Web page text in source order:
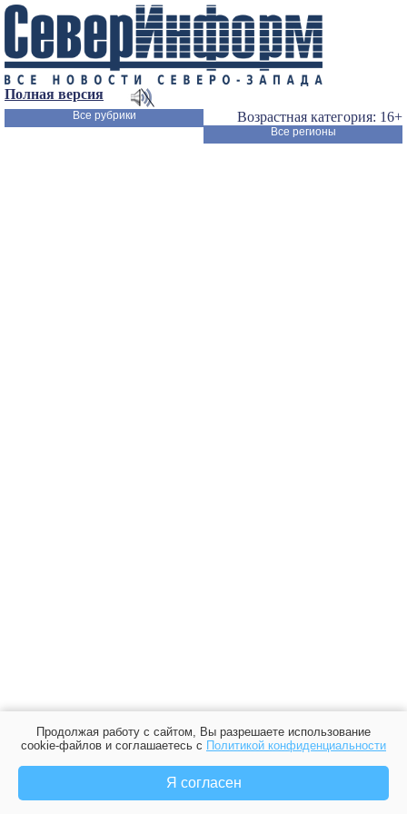
Полная версия
Возрастная категория: 16+
Все рубрики
Все регионы
Продолжая работу с сайтом, Вы разрешаете использование
cookie-файлов и соглашаетесь с Политикой конфиденциальности
Я согласен